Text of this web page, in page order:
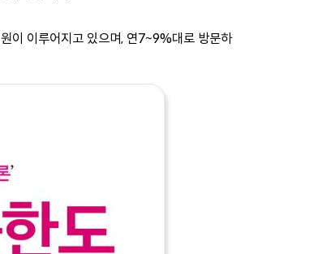
이 이루어지고 있으며, 연7~9%대로 방문하